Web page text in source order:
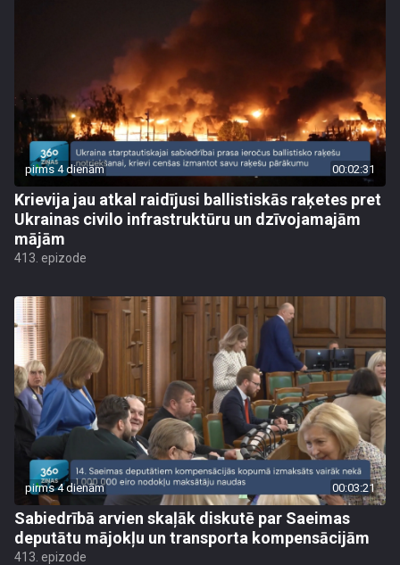
pirms 4 dienām 00:02:31
Krievija jau atkal raidījusi ballistiskās raķetes pret
Ukrainas civilo infrastruktūru un dzīvojamajām
mājām
413. epizode
pirms 4 dienām 00:03:21
Sabiedrībā arvien skaļāk diskutē par Saeimas
deputātu mājokļu un transporta kompensācijām
413. epizode